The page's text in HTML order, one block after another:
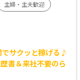
主婦・主夫歓迎
サクッと稼げる♪
書＆来社不要のら